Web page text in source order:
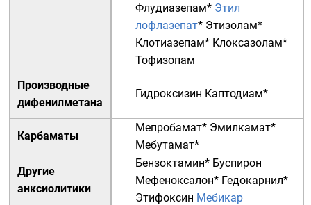
Флудиазепам* Этил
лофлазепат* Этизолам*
Клотиазепам* Клоксазолам*
Тофизопам
Производные
дифенилметана
Гидроксизин Каптодиам*
Карбаматы
Мепробамат* Эмилкамат*
Мебутамат*
Другие
анксиолитики
Бензоктамин* Буспирон
Мефеноксалон* Гедокарнил*
Этифоксин Мебикар